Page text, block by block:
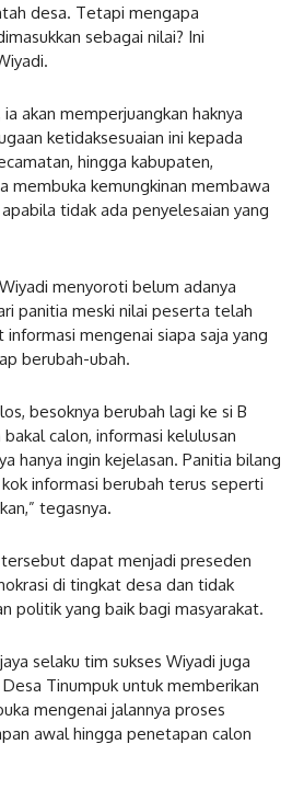
desa. Tetapi mengapa
sebagai nilai? Ini
akan memperjuangkan haknya
ketidaksesuaian ini kepada
hingga kabupaten,
membuka kemungkinan membawa
tidak ada penyelesaian yang
menyoroti belum adanya
panitia meski nilai peserta telah
mengenai siapa saja yang
berubah-ubah.
besoknya berubah lagi ke si B
calon, informasi kelulusan
hanya ingin kejelasan. Panitia bilang
informasi berubah terus seperti
tegasnya.
dapat menjadi preseden
di tingkat desa dan tidak
politik yang baik bagi masyarakat.
selaku tim sukses Wiyadi juga
Tinumpuk untuk memberikan
mengenai jalannya proses
awal hingga penetapan calon